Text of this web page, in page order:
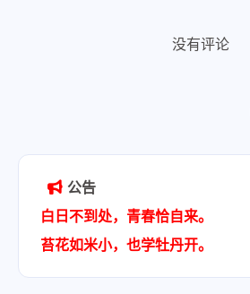
没有评论
公告
白日不到处，青春恰自来。
苔花如米小，也学牡丹开。